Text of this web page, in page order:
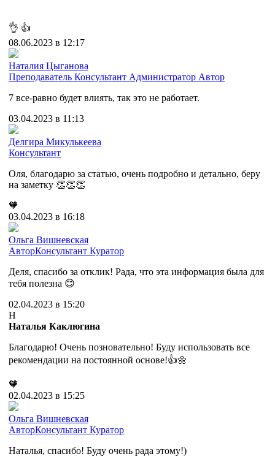
👌 👍
08.06.2023 в 12:17
Наталия Цыганова
Преподаватель Консультант Администратор Автор
7 все-равно будет влиять, так это не работает.
03.04.2023 в 11:13
Делгира Микулькеева
Консультант
Оля, благодарю за статью, очень подробно и детально, беру
на заметку 👏👏👏
🧡
03.04.2023 в 16:18
Ольга Вишневская
АвторКонсультант Куратор
Деля, спасибо за отклик! Рада, что эта информация была для
тебя полезна 😊
02.04.2023 в 15:20
Н
Наталья Каклюгина
Благодарю! Очень позновательно! Буду использовать все
рекомендации на постоянной основе!👍🌼
🧡
02.04.2023 в 15:25
Ольга Вишневская
АвторКонсультант Куратор
Наталья, спасибо! Буду очень рада этому!)